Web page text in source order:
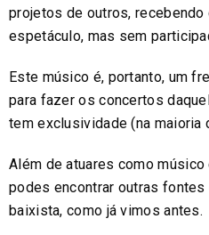
projetos de outros, recebendo
espetáculo, mas sem
Este músico é, portanto, um
para fazer os concertos
tem exclusividade (na maioria
Além de atuares como
podes encontrar outras
baixista, como já vimos antes.